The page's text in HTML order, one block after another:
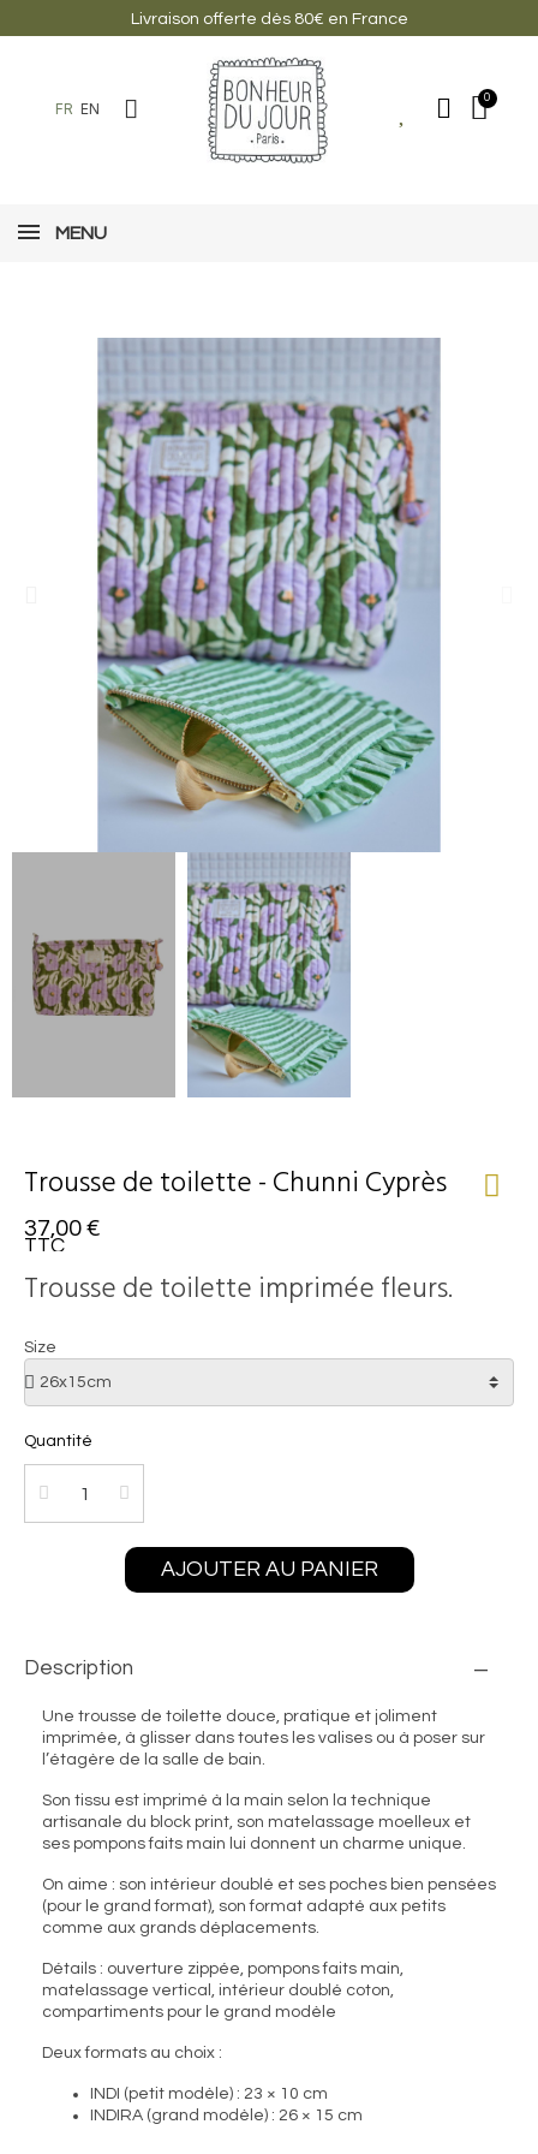
Livraison offerte dès 80€ en France
FR EN
MENU
Trousse de toilette - Chunni Cyprès
37,00 €
TTC
Trousse de toilette imprimée fleurs.
Size
Quantité
AJOUTER AU PANIER
Description
Une trousse de toilette douce, pratique et joliment
imprimée, à glisser dans toutes les valises ou à poser sur
l’étagère de la salle de bain.
Son tissu est imprimé à la main selon la technique
artisanale du block print, son matelassage moelleux et
ses pompons faits main lui donnent un charme unique.
On aime : son intérieur doublé et ses poches bien pensées
(pour le grand format), son format adapté aux petits
comme aux grands déplacements.
Détails : ouverture zippée, pompons faits main,
matelassage vertical, intérieur doublé coton,
compartiments pour le grand modèle
Deux formats au choix :
INDI (petit modèle) : 23 × 10 cm
INDIRA (grand modèle) : 26 × 15 cm